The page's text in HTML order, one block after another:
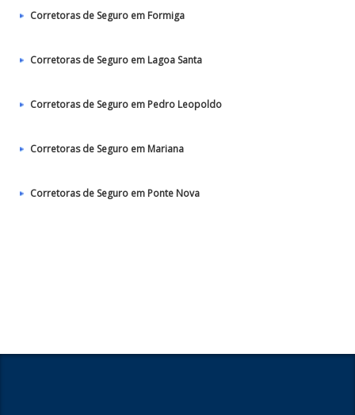
Corretoras de Seguro em Formiga
Corretoras de Seguro em Lagoa Santa
Corretoras de Seguro em Pedro Leopoldo
Corretoras de Seguro em Mariana
Corretoras de Seguro em Ponte Nova